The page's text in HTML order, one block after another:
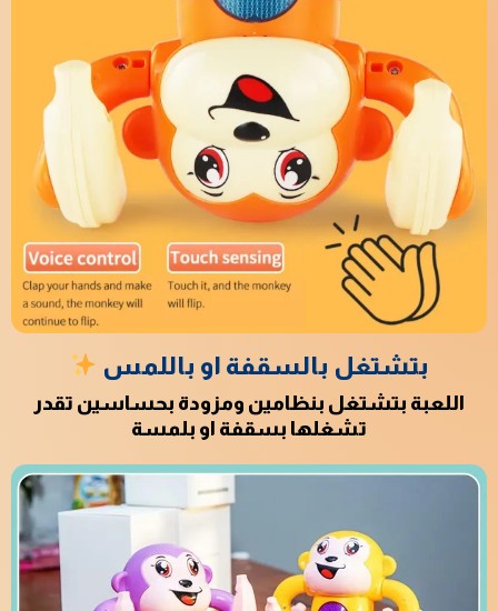
بتشتغل بالسقفة او باللمس
اللعبة بتشتغل بنظامين ومزودة بحساسين تقدر
تشغلها بسقفة او بلمسة